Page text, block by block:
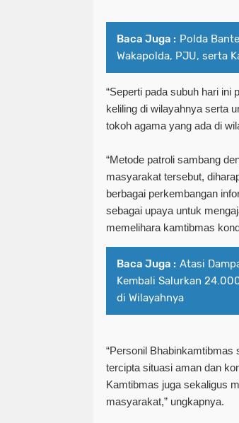
Baca Juga : Polda
Wakapolda, PJU, serta
“Seperti pada subuh hari
keliling di wilayahnya serta
tokoh agama yang ada di
“Metode patroli sambang
masyarakat tersebut,
berbagai perkembangan
sebagai upaya untuk
memelihara kamtibmas
Baca Juga : Atasi
Kembali Salurkan
di Wilayahnya
“Personil Bhabinkamtibmas
tercipta situasi aman dan
Kamtibmas juga sekaligus
masyarakat,” ungkapnya.